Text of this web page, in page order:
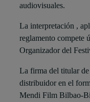
audiovisuales.
La interpretación ,
reglamento compete
Organizador del
La firma del titular
distribuidor en el
Mendi Film Bilbao-